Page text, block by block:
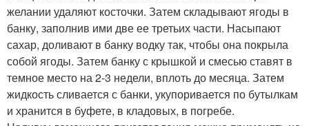
желании удаляют косточки. Затем складывают ягоды в
банку, заполнив ими две ее третьих части. Насыпают
сахар, доливают в банку водку так, чтобы она покрыла
собой ягоды. Затем банку с крышкой и смесью ставят в
темное место на 2-3 недели, вплоть до месяца. Затем
жидкость сливается с банки, укупоривается по бутылкам
и хранится в буфете, в кладовых, в погребе.